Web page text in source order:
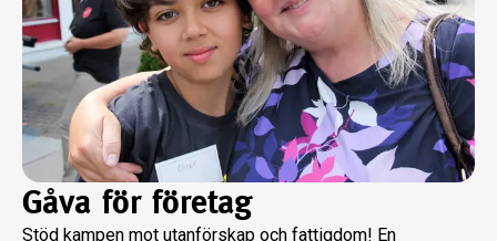
Gåva för företag
Stöd kampen mot utanförskap och fattigdom! En